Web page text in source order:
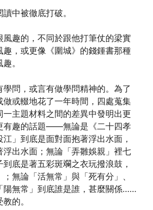
中被徹底打破。
風趣的，不同於跟他打筆仗的梁實
趣，或更像《圍城》的錢鍾書那種
。
學問，或言有做學問精神的。為了
做或輟地花了一年時間，四處蒐集
一主題材料之間的差異中發明出更
有趣的話題——無論是《二十四孝
」到底是面對面抱著浮出水面，
浮出水面；無論「弄雛娛親」裡七
底是著五彩斑斕之衣玩撥浪鼓，
無論「活無常」與「死有分」、
陽無常」到底誰是誰，甚麼關係……
的。